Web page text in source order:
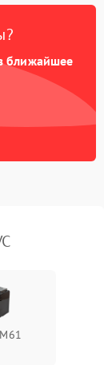
Подробнее →
ближайшее